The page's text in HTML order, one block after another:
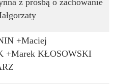
z prośbą o zachowanie
+Maciej
+Marek KŁOSOWSKI